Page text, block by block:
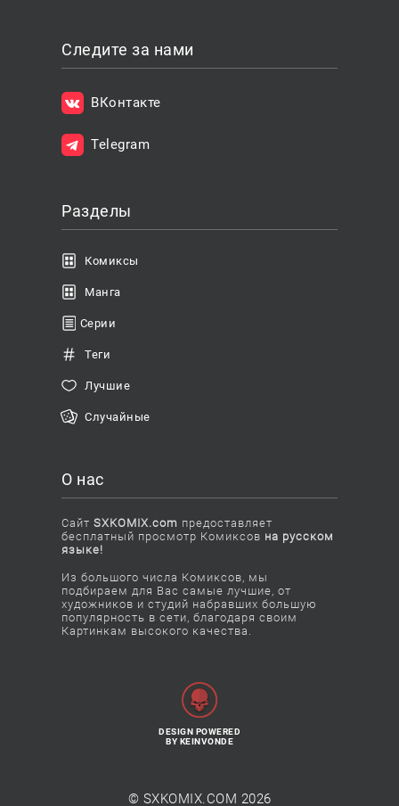
Следите за нами
ВКонтакте
Telegram
Разделы
Комиксы
Манга
Серии
Теги
Лучшие
Случайные
О нас
Сайт SXKOMIX.com предоставляет
бесплатный просмотр Комиксов на русском
языке!
Из большого числа Комиксов, мы
подбираем для Вас самые лучшие, от
художников и студий набравших большую
популярность в сети, благодаря своим
Картинкам высокого качества.
DESIGN POWERED
BY KEINVONDE
© SXKOMIX.COM 2026